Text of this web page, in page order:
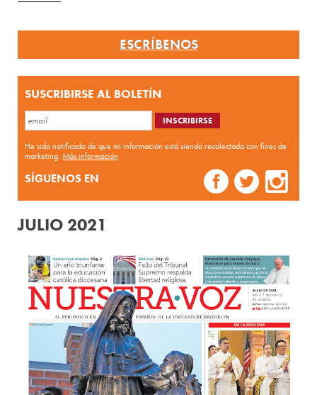
ESCRÍBENOS
SUSCRIBIRSE AL BOLETÍN
He sido notificado de que mi información está siendo recolectada con fines de
marketing.Más información
SÍGUENOS EN
JULIO 2021